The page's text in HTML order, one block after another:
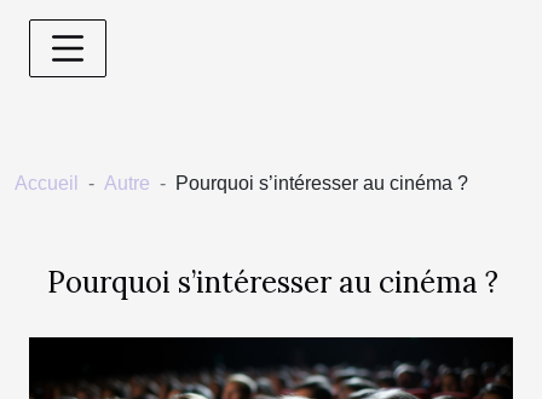
Accueil Autre Pourquoi s’intéresser au cinéma ?
Pourquoi s’intéresser au cinéma ?